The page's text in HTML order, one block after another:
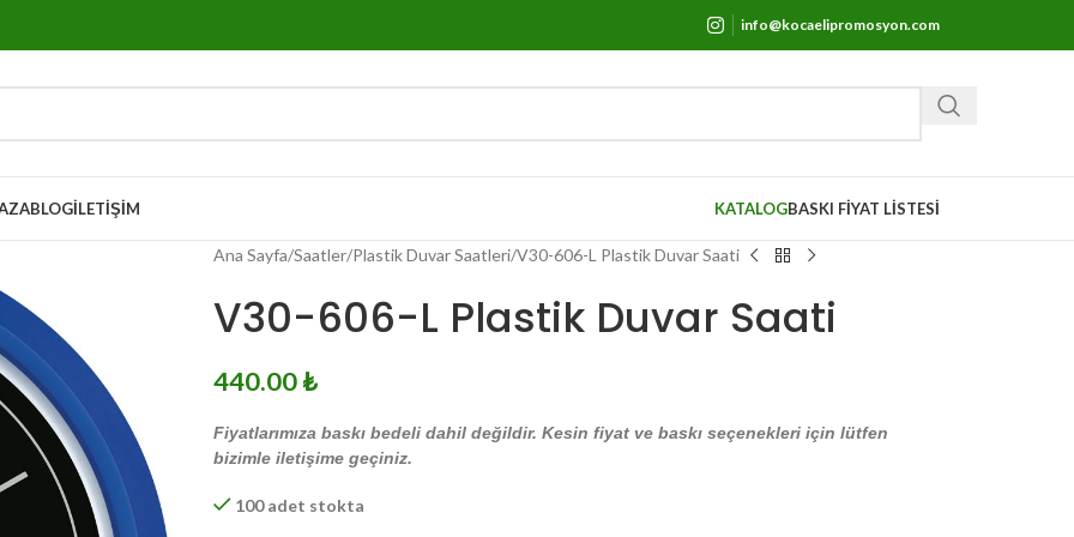
info@kocaelipromosyon.com
BLOGİLETIŞIM KATALOGBASKI FİYAT LİSTESİ
Ana Sayfa Saatler Plastik Duvar Saatleri V30-606-L Plastik Duvar Saati
V30-606-L Plastik Duvar Saati
440.00₺
Fiyatlarımıza baskı bedeli dahil değildir. Kesin fiyat ve baskı seçenekleri için lütfen
bizimle iletişime geçiniz.
100 adet stokta